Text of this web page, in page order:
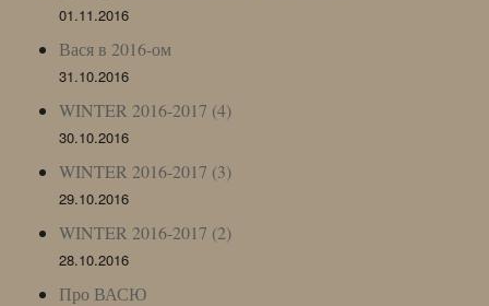
01.11.2016
Вася в 2016-ом
31.10.2016
WINTER 2016-2017 (4)
30.10.2016
WINTER 2016-2017 (3)
29.10.2016
WINTER 2016-2017 (2)
28.10.2016
Про ВАСЮ